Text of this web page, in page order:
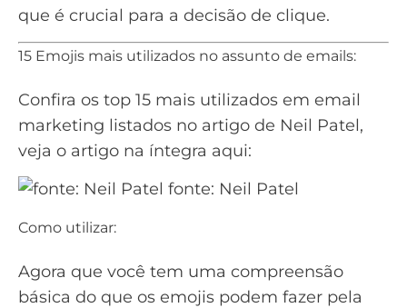
que é crucial para a decisão de clique.
15 Emojis mais utilizados no assunto de emails:
Confira os top 15 mais utilizados em email
marketing listados no artigo de Neil Patel,
veja o artigo na íntegra aqui:
fonte: Neil Patel
Como utilizar:
Agora que você tem uma compreensão
básica do que os emojis podem fazer pela